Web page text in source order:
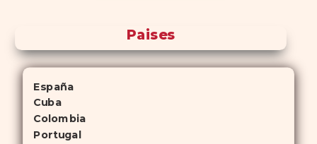
Paises
España
Cuba
Colombia
Portugal